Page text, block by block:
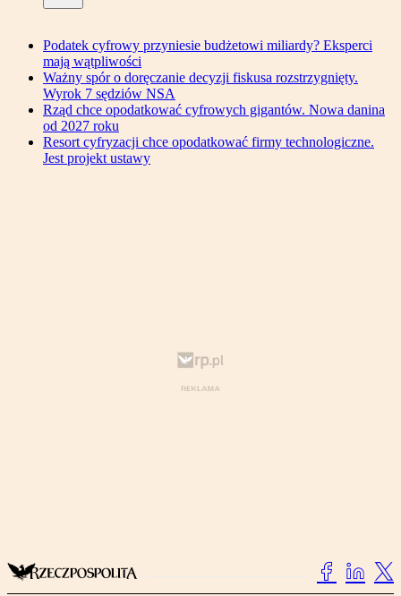
Podatek cyfrowy przyniesie budżetowi miliardy? Eksperci
mają wątpliwości
Ważny spór o doręczanie decyzji fiskusa rozstrzygnięty.
Wyrok 7 sędziów NSA
Rząd chce opodatkować cyfrowych gigantów. Nowa danina
od 2027 roku
Resort cyfryzacji chce opodatkować firmy technologiczne.
Jest projekt ustawy